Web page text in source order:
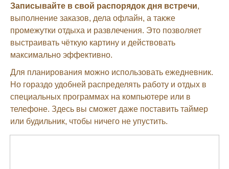
Записывайте в свой распорядок дня встречи,
выполнение заказов, дела офлайн, а также
промежутки отдыха и развлечения. Это позволяет
выстраивать чёткую картину и действовать
максимально эффективно.
Для планирования можно использовать ежедневник.
Но гораздо удобней распределять работу и отдых в
специальных программах на компьютере или в
телефоне. Здесь вы сможет даже поставить таймер
или будильник, чтобы ничего не упустить.